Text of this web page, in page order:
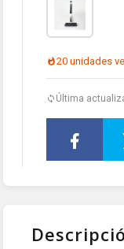
20 unidades
Última